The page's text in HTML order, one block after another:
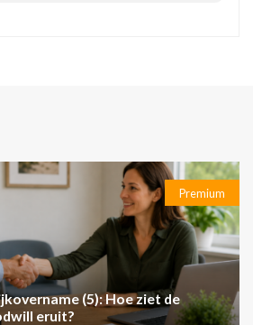
Premium
(5): Hoe ziet de
eruit?